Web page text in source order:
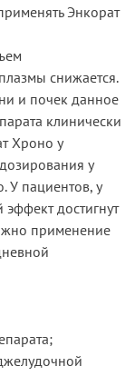
Энкорат
снижается.
и почек данное
клинически
Хроно у
у
У пациентов, у
достигнут
применение